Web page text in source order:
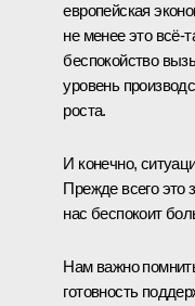
европейская
не менее это
беспокойство
уровень
роста.
И конечно,
Прежде всего это
нас беспокоит
Нам важно
готовность